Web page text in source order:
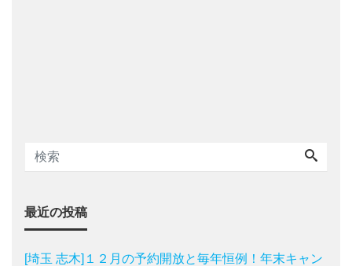
最近の投稿
[埼玉 志木]１２月の予約開放と毎年恒例！年末キャン